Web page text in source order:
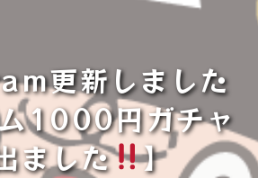
更新しました
1000円ガチャ
ました
】